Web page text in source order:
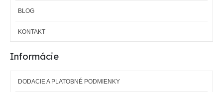
BLOG
KONTAKT
Informácie
DODACIE A PLATOBNÉ PODMIENKY